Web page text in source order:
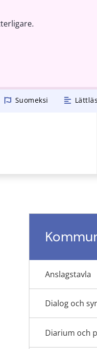
Suomeksi
Anslagstavla
Dialog och
Diarium och